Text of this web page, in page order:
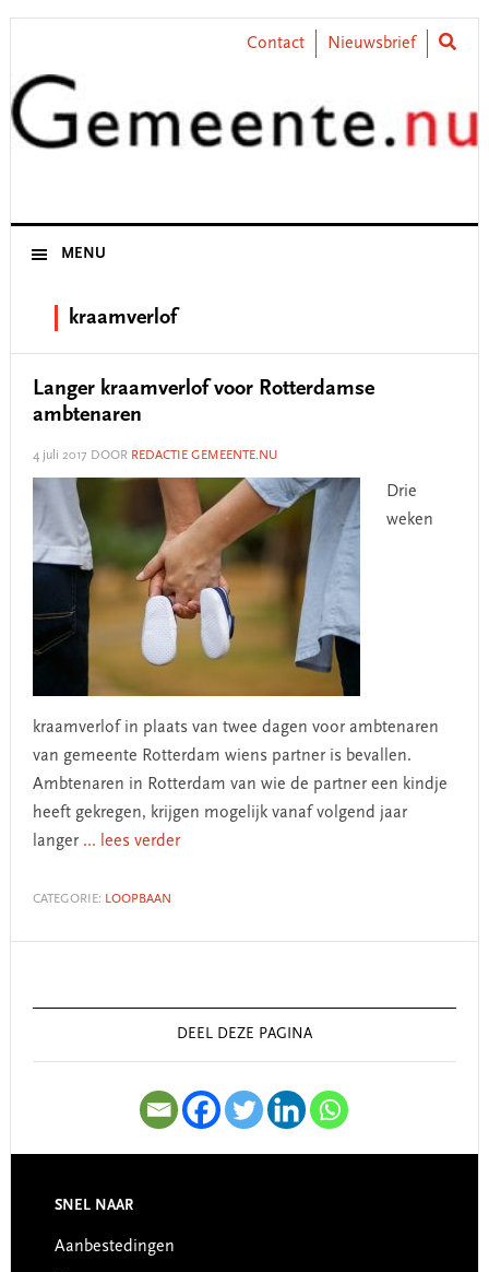
Skip
primary
navigation
Skip
content
Skip
primary
sidebar
Skip
footer
Contact Nieuwsbrief
MENU
kraamverlof
Langer kraamverlof voor Rotterdamse
ambtenaren
4 juli 2017 DOOR REDACTIE GEMEENTE.NU
Drie
weken
kraamverlof in plaats van twee dagen voor ambtenaren
van gemeente Rotterdam wiens partner is bevallen.
Ambtenaren in Rotterdam van wie de partner een kindje
heeft gekregen, krijgen mogelijk vanaf volgend jaar
langer ... lees verder
CATEGORIE: LOOPBAAN
Sidebar
DEEL DEZE PAGINA
Footer
SNEL NAAR
Aanbestedingen